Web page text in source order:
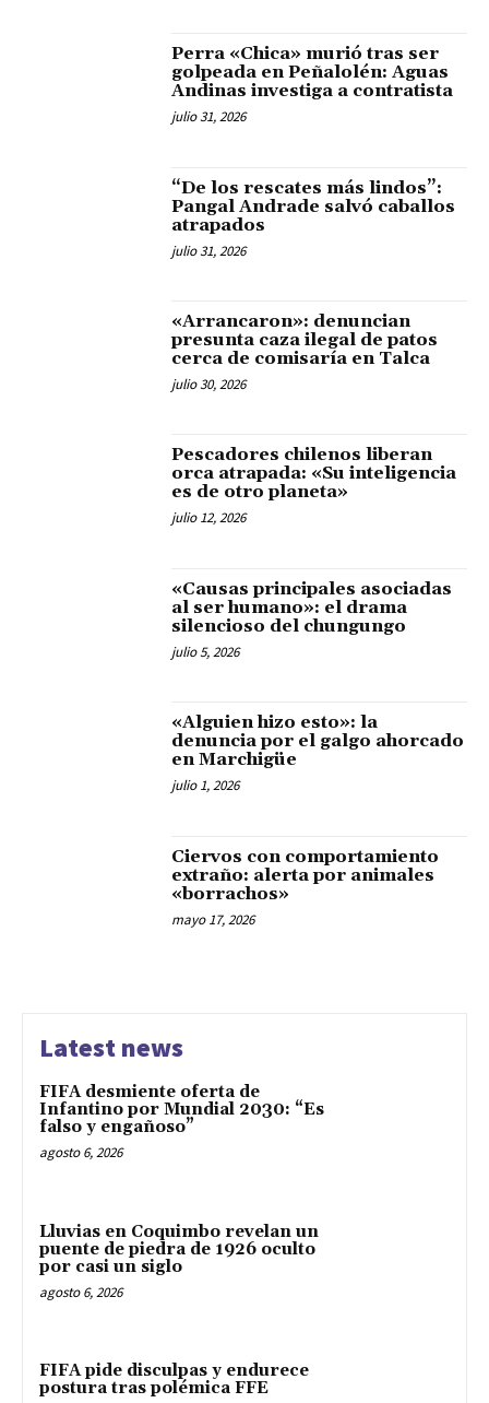
Perra «Chica» murió tras ser
golpeada en Peñalolén: Aguas
Andinas investiga a contratista
julio 31, 2026
“De los rescates más lindos”:
Pangal Andrade salvó caballos
atrapados
julio 31, 2026
«Arrancaron»: denuncian
presunta caza ilegal de patos
cerca de comisaría en Talca
julio 30, 2026
Pescadores chilenos liberan
orca atrapada: «Su inteligencia
es de otro planeta»
julio 12, 2026
«Causas principales asociadas
al ser humano»: el drama
silencioso del chungungo
julio 5, 2026
«Alguien hizo esto»: la
denuncia por el galgo ahorcado
en Marchigüe
julio 1, 2026
Ciervos con comportamiento
extraño: alerta por animales
«borrachos»
mayo 17, 2026
Latest news
FIFA desmiente oferta de
Infantino por Mundial 2030: “Es
falso y engañoso”
agosto 6, 2026
Lluvias en Coquimbo revelan un
puente de piedra de 1926 oculto
por casi un siglo
agosto 6, 2026
FIFA pide disculpas y endurece
postura tras polémica FFE